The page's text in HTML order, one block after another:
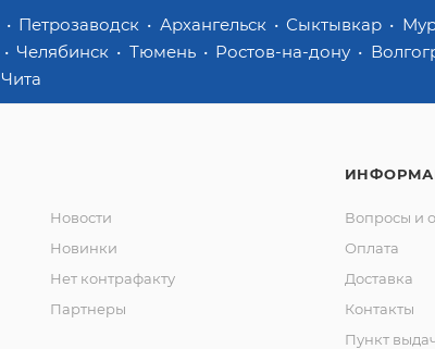
Петрозаводск Архангельск Сыктывкар
Челябинск Тюмень Ростов-на-дону
Чита
Новости
Новинки
Нет контрафакту
Партнеры
Вопросы и
Оплата
Доставка
Контакты
Пункт